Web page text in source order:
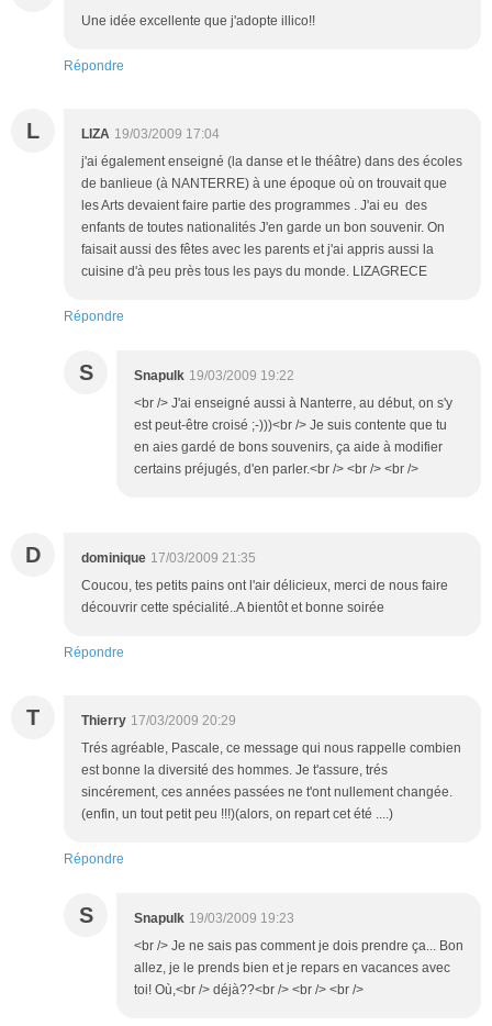
Une idée excellente que j'adopte illico!!
Répondre
L LIZA 19/03/2009 17:04
j'ai également enseigné (la danse et le théâtre) dans des écoles
de banlieue (à NANTERRE) à une époque où on trouvait que
les Arts devaient faire partie des programmes . J'ai eu des
enfants de toutes nationalités J'en garde un bon souvenir. On
faisait aussi des fêtes avec les parents et j'ai appris aussi la
cuisine d'à peu près tous les pays du monde. LIZAGRECE
Répondre
S Snapulk 19/03/2009 19:22
<br /> J'ai enseigné aussi à Nanterre, au début, on s'y
est peut-être croisé ;-)))<br /> Je suis contente que tu
en aies gardé de bons souvenirs, ça aide à modifier
certains préjugés, d'en parler.<br /> <br /> <br />
D dominique 17/03/2009 21:35
Coucou, tes petits pains ont l'air délicieux, merci de nous faire
découvrir cette spécialité..A bientôt et bonne soirée
Répondre
T Thierry 17/03/2009 20:29
Trés agréable, Pascale, ce message qui nous rappelle combien
est bonne la diversité des hommes. Je t'assure, trés
sincérement, ces années passées ne t'ont nullement changée.
(enfin, un tout petit peu !!!)(alors, on repart cet été ....)
Répondre
S Snapulk 19/03/2009 19:23
<br /> Je ne sais pas comment je dois prendre ça... Bon
allez, je le prends bien et je repars en vacances avec
toi! Où,<br /> déjà??<br /> <br /> <br />